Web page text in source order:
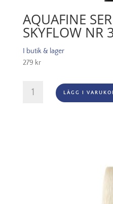
AQUAFINE
SKYFLOW NR
I butik & lager
279 kr
Series
LÄGG I